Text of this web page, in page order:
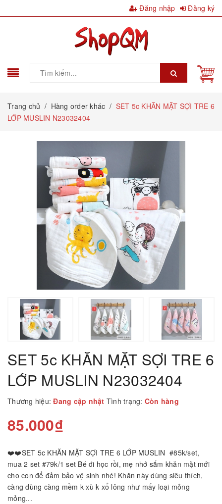
Đăng nhập Đăng ký
Trang chủ / Hàng order khác / SET 5c KHĂN MẶT SỢI TRE 6
LỚP MUSLIN N23032404
SET 5c KHĂN MẶT SỢI TRE 6
LỚP MUSLIN N23032404
Thương hiệu: Đang cập nhật Tình trạng: Còn hàng
85.000₫
❤️❤️SET 5c KHĂN MẶT SỢI TRE 6 LỚP MUSLIN #85k/set,
mua 2 set #79k/1 set Bé đi học rồi, mẹ nhớ sắm khăn mặt mới
cho con để đảm bảo vệ sinh nhé! Khăn này dùng siêu thích,
càng dùng càng mềm k xù k xổ lông như mấy loại mỏng
mỏng...